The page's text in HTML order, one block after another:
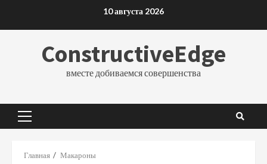
10 августа 2026
ConstructiveEdge
вместе добиваемся совершенства
Основное
Главная Макароны